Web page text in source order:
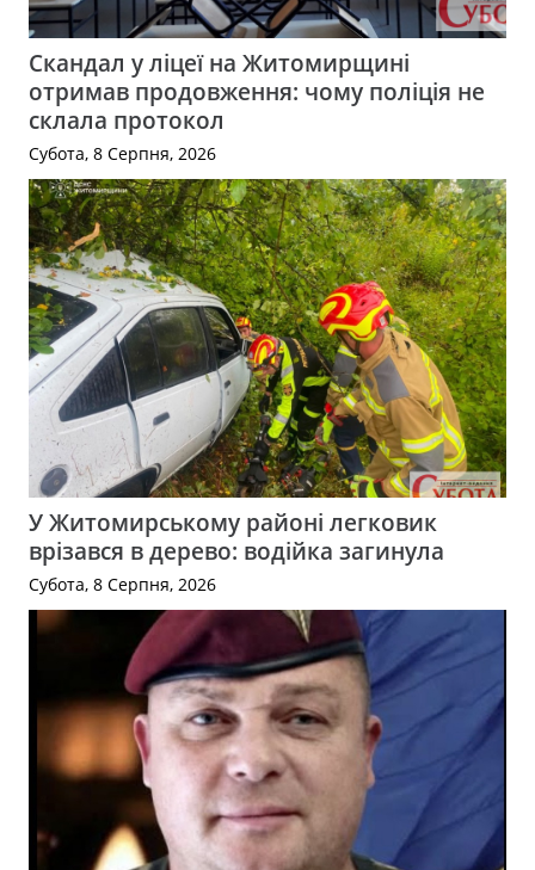
Скандал у ліцеї на Житомирщині
отримав продовження: чому поліція не
склала протокол
Субота, 8 Серпня, 2026
У Житомирському районі легковик
врізався в дерево: водійка загинула
Субота, 8 Серпня, 2026